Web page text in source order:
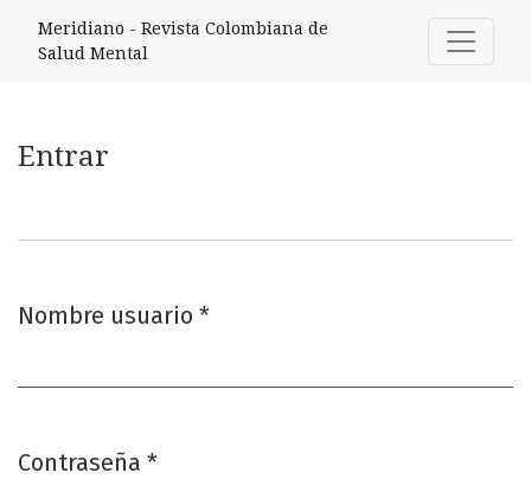
Entrar
Meridiano - Revista Colombiana de
Salud Mental
Entrar
Nombre usuario *
Contraseña *